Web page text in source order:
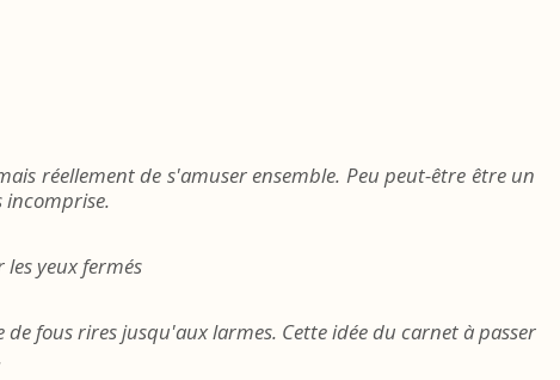
réellement de s'amuser ensemble. Peu peut-être être un
incomprise.
yeux fermés
fous rires jusqu'aux larmes. Cette idée du carnet à passer